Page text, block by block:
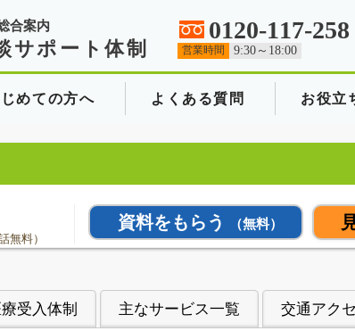
合案内
サポート体制
0120-117-258
営業時間 9:30～18:00
めての方へ よくある質問 お役立
無料）
資料をもらう （無料）
受入体制 主なサービス一覧 交通アク